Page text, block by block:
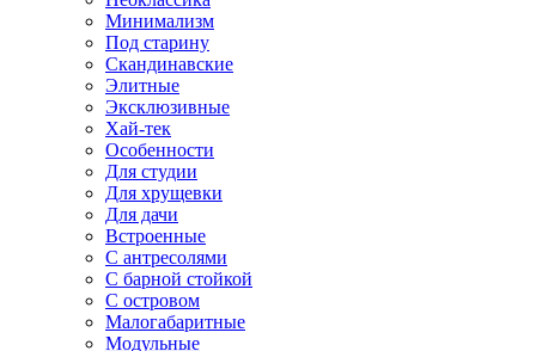
Минимализм
Под старину
Скандинавские
Элитные
Эксклюзивные
Хай-тек
Особенности
Для студии
Для хрущевки
Для дачи
Встроенные
С антресолями
С барной стойкой
С островом
Малогабаритные
Модульные